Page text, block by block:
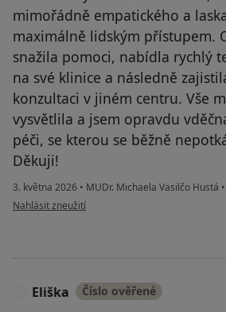
mimořádně empatického a
maximálně lidským přístupem.
snažila pomoci, nabídla rychlý
na své klinice a následně
konzultaci v jiném centru. Vše
vysvětlila a jsem opravdu
péči, se kterou se běžně
Děkuji!
3. května 2026 • MUDr. Michaela Vasilčo Hustá •
podle názoru uživatele Denisa Uhlířová
Nahlásit zneužití
Eliška Číslo ověřené